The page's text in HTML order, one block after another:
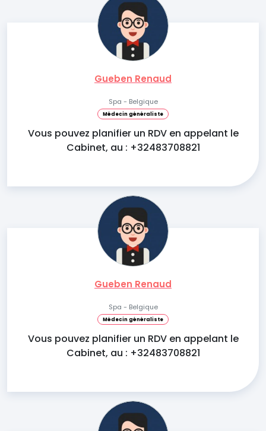
Gueben Renaud
Spa - Belgique
Médecin généraliste
Vous pouvez planifier un RDV en appelant le
Cabinet, au : +32483708821
Gueben Renaud
Spa - Belgique
Médecin généraliste
Vous pouvez planifier un RDV en appelant le
Cabinet, au : +32483708821